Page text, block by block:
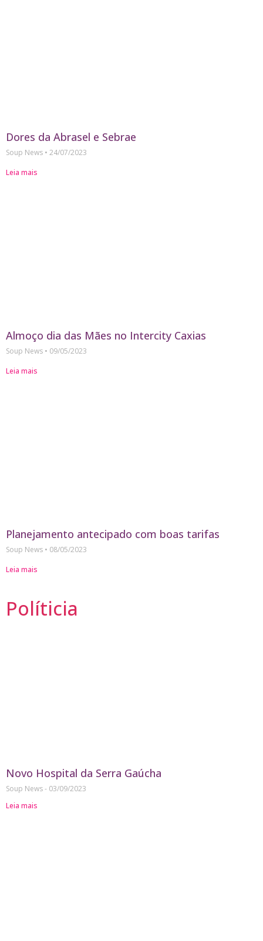
Dores da Abrasel e Sebrae
Soup News
24/07/2023
Leia mais
Almoço dia das Mães no Intercity Caxias
Soup News
09/05/2023
Leia mais
Planejamento antecipado com boas tarifas
Soup News
08/05/2023
Leia mais
Políticia
Novo Hospital da Serra Gaúcha
Soup News
03/09/2023
Leia mais